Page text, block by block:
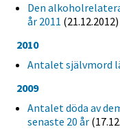
Den
år 2011 (21.12.2012)
2010
Antalet självmord
2009
Antalet döda av
senaste 20 år